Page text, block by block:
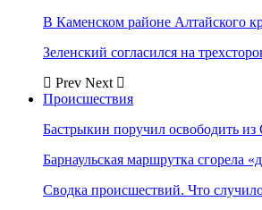
В Каменском районе Алтайского
Зеленский согласился на
Prev Next
Происшествия
Бастрыкин поручил освободить
Барнаульская маршрутка сгорела
Сводка происшествий. Что